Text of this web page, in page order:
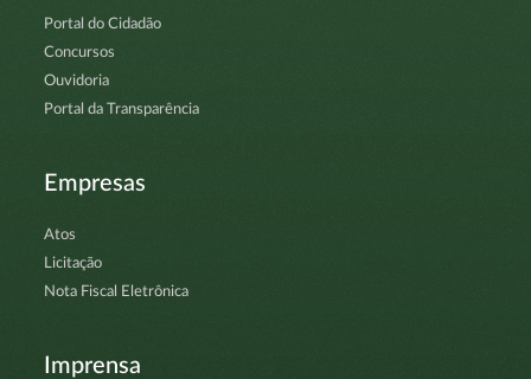
Portal do Cidadão
Concursos
Ouvidoria
Portal da Transparência
Empresas
Atos
Licitação
Nota Fiscal Eletrônica
Imprensa